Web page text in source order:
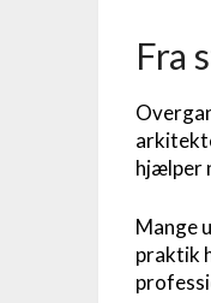
Fra
hjælper
Mange
praktik